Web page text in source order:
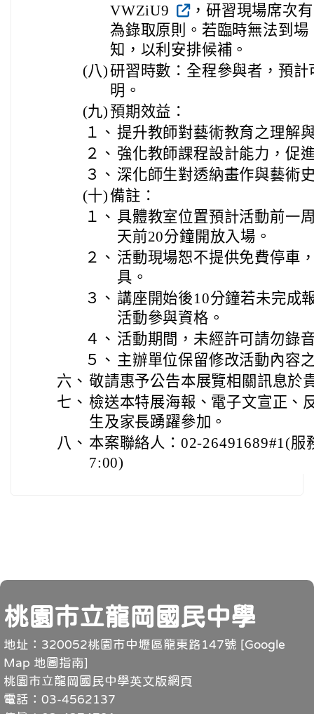
VWZiU9
，研習現場席次
為錄取原則。若臨時無法到
知，以利安排候補。
(八)研習時數：全程參與者，預
明。
(九)預期效益：
１、 提升教師對藝術教育之理解
２、 強化教師課程設計能力，促
３、 深化師生對透納畫作與藝術
(十)備註：
１、 具體教室位置預計活動前一
天前20分鐘開放入場。
２、 活動現場恕不提供免費停車
具。
３、 講座開始後10分鐘若未完成
活動參與資格。
４、 活動期間，未經許可請勿錄
５、 主辦單位保留修改活動內容
六、 敬請惠予公告本展覽相關訊息於
七、 檢送本特展海報、電子文宣正、
生及家長踴躍參加。
八、 本案聯絡人：02-26491689#1(
7:00)
頁尾
桃園市立龍岡國民中學
地址：320052桃園市中壢區龍東路147號 [Google
Map 地圖指南]
桃園市立龍岡國民中學英文版網頁
電話：03-4562137